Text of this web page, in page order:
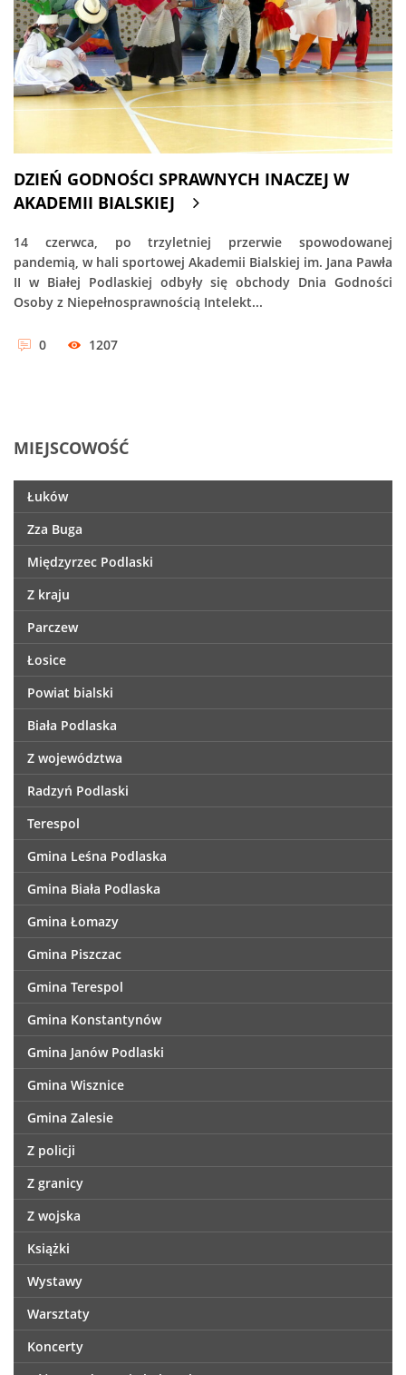
DZIEŃ GODNOŚCI SPRAWNYCH INACZEJ W
AKADEMII BIALSKIEJ
14 czerwca, po trzyletniej przerwie spowodowanej
pandemią, w hali sportowej Akademii Bialskiej im. Jana Pawła
II w Białej Podlaskiej odbyły się obchody Dnia Godności
Osoby z Niepełnosprawnością Intelekt...
0 1207
MIEJSCOWOŚĆ
Łuków
Zza Buga
Międzyrzec Podlaski
Z kraju
Parczew
Łosice
Powiat bialski
Biała Podlaska
Z województwa
Radzyń Podlaski
Terespol
Gmina Leśna Podlaska
Gmina Biała Podlaska
Gmina Łomazy
Gmina Piszczac
Gmina Terespol
Gmina Konstantynów
Gmina Janów Podlaski
Gmina Wisznice
Gmina Zalesie
Z policji
Z granicy
Z wojska
Książki
Wystawy
Warsztaty
Koncerty